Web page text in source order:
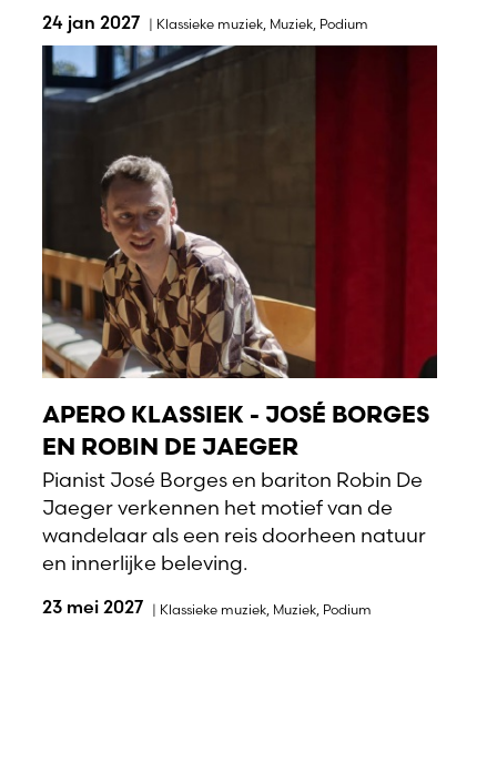
24 jan 2027 | Klassieke muziek, Muziek, Podium
APERO KLASSIEK - JOSÉ BORGES
EN ROBIN DE JAEGER
Pianist José Borges en bariton Robin De
Jaeger verkennen het motief van de
wandelaar als een reis doorheen natuur
en innerlijke beleving.
23 mei 2027 | Klassieke muziek Muziek Podium